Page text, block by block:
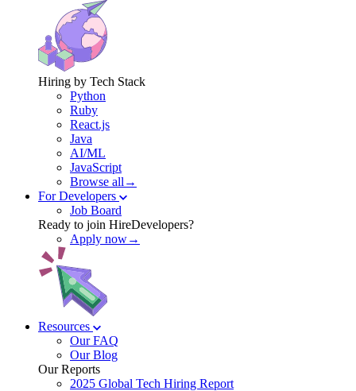
Hiring by Tech Stack
Python
Ruby
React.js
Java
AI/ML
JavaScript
Browse all→
For Developers
Job Board
Ready to join HireDevelopers?
Apply now→
Resources
Our FAQ
Our Blog
Our Reports
2025 Global Tech Hiring Report